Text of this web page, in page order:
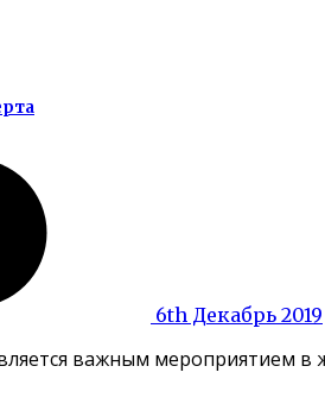
6th Декабрь 2019
важным мероприятием в